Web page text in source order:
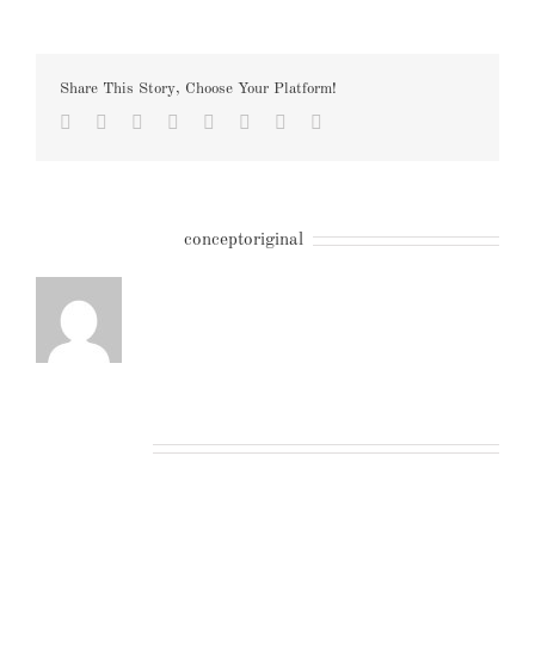
Share This Story, Choose Your Platform!
Facebook
TwitterLinkedIn
Reddit TumblrPinterest
conceptoriginal